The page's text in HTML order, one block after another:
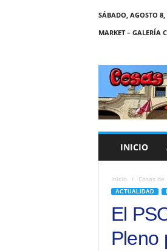
SÁBADO, AGOSTO 8,
MARKET – GALERÍA
C
A
S
INICIO
Inicio Cosas de
ACTUALIDAD
El
Pleno